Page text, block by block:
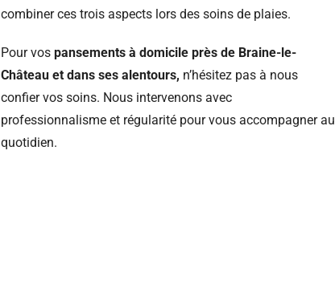
combiner ces trois aspects lors des soins de plaies.
Pour vospansements à domicile près de Braine-le-
Château et dans ses alentours, n’hésitez pas à nous
confier vos soins. Nous intervenons avec
professionnalisme et régularité pour vous accompagner au
quotidien.